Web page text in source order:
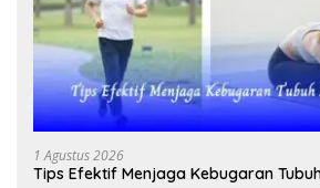
1 Agustus 2026
Tips Efektif Menjaga Kebugaran